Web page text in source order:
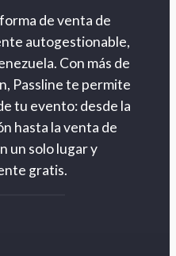
de venta de
autogestionable,
Con más de
Passline te permite
tu evento: desde la
hasta la venta de
un solo lugar y
gratis.